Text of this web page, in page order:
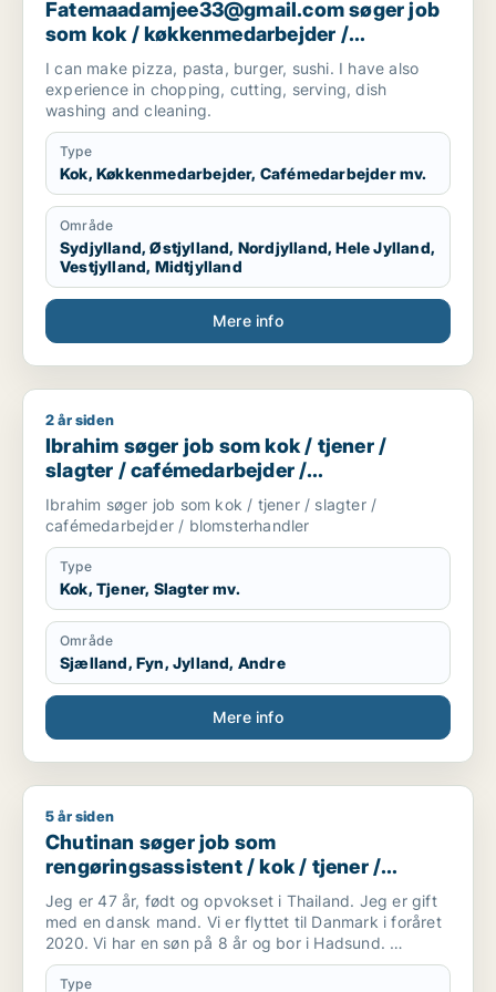
Fatemaadamjee33@gmail.com søger job
som kok / køkkenmedarbejder /
cafémedarbejder / hotelmedarbejder
I can make pizza, pasta, burger, sushi. I have also
experience in chopping, cutting, serving, dish
washing and cleaning.
Type
Kok, Køkkenmedarbejder, Cafémedarbejder mv.
Område
Sydjylland, Østjylland, Nordjylland, Hele Jylland,
Vestjylland, Midtjylland
Mere info
Ibrahim søger job som kok / tjener / slagter /
2 år siden
Ibrahim søger job som kok / tjener /
slagter / cafémedarbejder /
blomsterhandler
Ibrahim søger job som kok / tjener / slagter /
cafémedarbejder / blomsterhandler
Type
Kok, Tjener, Slagter mv.
Område
Sjælland, Fyn, Jylland, Andre
Mere info
Chutinan søger job som rengøringsassistent / kok / tjener /
5 år siden
Chutinan søger job som
rengøringsassistent / kok / tjener /
køkkenmedarbejder / slagter
Jeg er 47 år, født og opvokset i Thailand. Jeg er gift
med en dansk mand. Vi er flyttet til Danmark i foråret
2020. Vi har en søn på 8 år og bor i Hadsund.
Jeg forstår og taler en del dansk og jeg går for tiden
på sprogskole. Taler desuden engelsk.
Type